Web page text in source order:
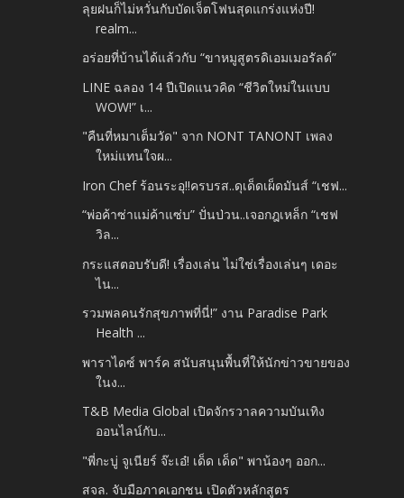
ลุยฝนก็ไม่หวั่นกับบัดเจ็ตโฟนสุดแกร่งแห่งปี!
realm...
อร่อยที่บ้านได้แล้วกับ “ขาหมูสูตรดิเอมเมอรัลด์”
LINE ฉลอง 14 ปีเปิดแนวคิด “ชีวิตใหม่ในแบบ
WOW!” เ...
"คืนที่หมาเต็มวัด" จาก NONT TANONT เพลง
ใหม่แทนใจผ...
Iron Chef ร้อนระอุ!!ครบรส..ดุเด็ดเผ็ดมันส์ “เชฟ...
“พ่อค้าซ่าแม่ค้าแซ่บ” ปั่นป่วน..เจอกฎเหล็ก “เชฟ
วิล...
กระแสตอบรับดี! เรื่องเล่น ไม่ใช่เรื่องเล่นๆ เดอะ
ไน...
รวมพลคนรักสุขภาพที่นี่!” งาน Paradise Park
Health ...
พาราไดซ์ พาร์ค สนับสนุนพื้นที่ให้นักข่าวขายของ
ในง...
T&B Media Global เปิดจักรวาลความบันเทิง
ออนไลน์กับ...
"พี่กะบู่ จูเนียร์ จ๊ะเอ๋! เด็ด เด็ด" พาน้องๆ ออก...
สจล. จับมือภาคเอกชน เปิดตัวหลักสูตร